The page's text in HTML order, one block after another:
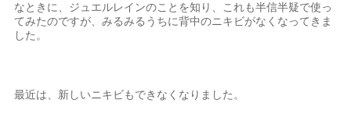
なときに、ジュエルレインのことを知り、これも半信半疑で使っ
てみたのですが、みるみるうちに背中のニキビがなくなってきま
した。
最近は、新しいニキビもできなくなりました。